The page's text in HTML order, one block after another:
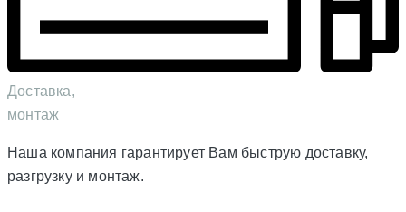
Доставка,
монтаж
Наша компания гарантирует Вам быструю доставку,
разгрузку и монтаж.